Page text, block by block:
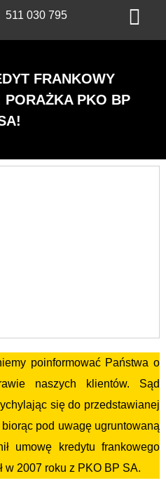
511 030 795
FRANKOWY
PORAŻKA PKO BP
poinformować Państwa o
naszych klientów. Sąd
się do przedstawianej
pod uwagę ugruntowaną
umowę kredytu frankowego
w 2007 roku z PKO BP SA.